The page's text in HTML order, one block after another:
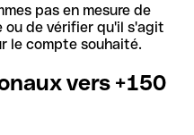
pas en mesure de
de vérifier qu'il s'agit
le compte souhaité.
vers +150